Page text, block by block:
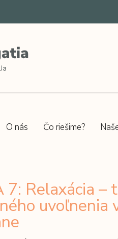
O nás Čo riešime?
7: Relaxácia –
uvoľnenia